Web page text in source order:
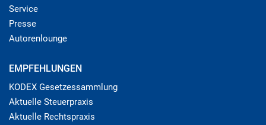
Service
Presse
Autorenlounge
EMPFEHLUNGEN
KODEX Gesetzessammlung
Aktuelle Steuerpraxis
Aktuelle Rechtspraxis